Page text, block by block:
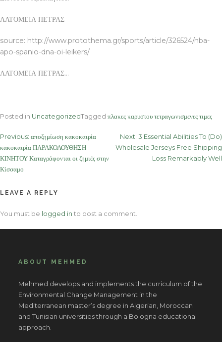
ΛΑΤΟΜΕΙΑ ΠΕΤΡΑΣ
source: http://www.protothema.gr/sports/article/326524/nba-
apo-spanio-dna-oi-leikers/
ΛΑΤΟΜΕΙΑ ΠΕΤΡΑΣ…
Posted in UncategorizedTagged πλακες καρυστου τετραγωνισμενες τιμες
Post
navigation
Previous: αποζημίωση κακοκαιρία
κακοκαιρία ΠΑΡΑΚΟΛΟΥΘΗΣΗ
ΚΙΝΗΤΟΥ Καταγράφονται οι ζημιές στην
Κίσσαμο
Next: 3 Essential Abilities To (Do)
Wholesale Jerseys Free Shipping
Loss Remarkably Well
LEAVE A REPLY
You must be logged in to post a comment.
ABOUT MEHMED
Mehmed develops and implements the curriculum of the
Environmental Change Management in the
Mediterranean master’s degree in Algerian, Moroccan
and Tunisian universities through a Bologna educational
approach.